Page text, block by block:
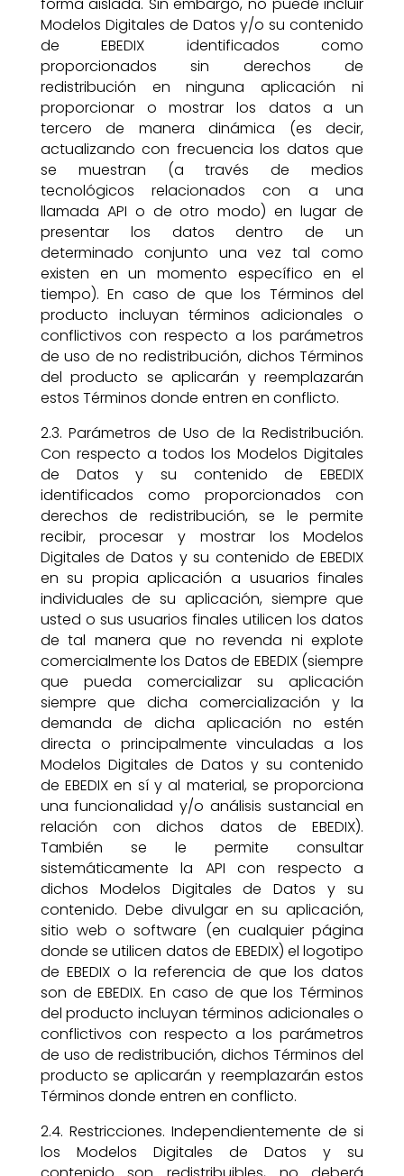
Modelos Digitales de Datos y/o su contenido
de EBEDIX identificados como
proporcionados sin derechos de
redistribución en ninguna aplicación ni
proporcionar o mostrar los datos a un
tercero de manera dinámica (es decir,
actualizando con frecuencia los datos que
se muestran (a través de medios
tecnológicos relacionados con a una
llamada API o de otro modo) en lugar de
presentar los datos dentro de un
determinado conjunto una vez tal como
existen en un momento específico en el
tiempo). En caso de que los Términos del
producto incluyan términos adicionales o
conflictivos con respecto a los parámetros
de uso de no redistribución, dichos Términos
del producto se aplicarán y reemplazarán
estos Términos donde entren en conflicto.
2.3. Parámetros de Uso de la Redistribución.
Con respecto a todos los Modelos Digitales
de Datos y su contenido de EBEDIX
identificados como proporcionados con
derechos de redistribución, se le permite
recibir, procesar y mostrar los Modelos
Digitales de Datos y su contenido de EBEDIX
en su propia aplicación a usuarios finales
individuales de su aplicación, siempre que
usted o sus usuarios finales utilicen los datos
de tal manera que no revenda ni explote
comercialmente los Datos de EBEDIX (siempre
que pueda comercializar su aplicación
siempre que dicha comercialización y la
demanda de dicha aplicación no estén
directa o principalmente vinculadas a los
Modelos Digitales de Datos y su contenido
de EBEDIX en sí y al material, se proporciona
una funcionalidad y/o análisis sustancial en
relación con dichos datos de EBEDIX).
También se le permite consultar
sistemáticamente la API con respecto a
dichos Modelos Digitales de Datos y su
contenido. Debe divulgar en su aplicación,
sitio web o software (en cualquier página
donde se utilicen datos de EBEDIX) el logotipo
de EBEDIX o la referencia de que los datos
son de EBEDIX. En caso de que los Términos
del producto incluyan términos adicionales o
conflictivos con respecto a los parámetros
de uso de redistribución, dichos Términos del
producto se aplicarán y reemplazarán estos
Términos donde entren en conflicto.
2.4. Restricciones. Independientemente de si
los Modelos Digitales de Datos y su